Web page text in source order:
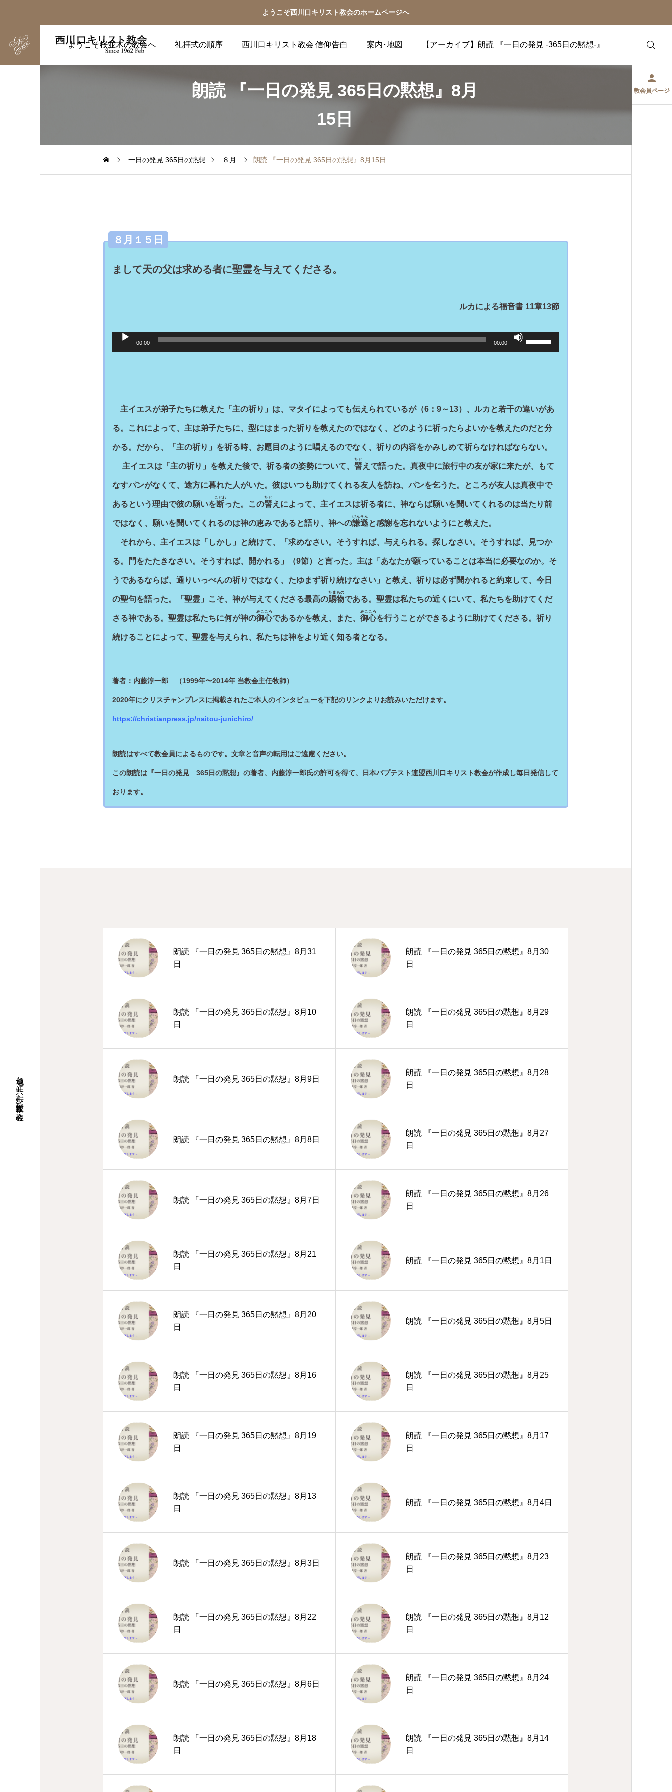
ようこそ西川口キリスト教会のホームページへ
ようこそ桜並木の教会へ 礼拝式の順序 西川口キリスト教会 信仰告白 案内･地図 【アーカイブ】朗読 『一日の発見 -365日の黙想-』
地域と共に歩む桜並木の教会
教会員ページ
朗読 『一日の発見 365日の黙想』8月
15日
一日の発見 365日の黙想 ８月 朗読 『一日の発見 365日の黙想』8月15日
８月１５日
まして天の父は求める者に聖霊を与えてくださる。
ルカによる福音書 11章13節
プ
00:00 00:00
リ
ュ
上
矢
印
ー
使
っ
て
く
さ
主イエスが弟子たちに教えた「主の祈り」は、マタイによっても伝えられているが（6：9～13）、ルカと若干の違いがあ
る。これによって、主は弟子たちに、型にはまった祈りを教えたのではなく、どのように祈ったらよいかを教えたのだと分
かる。だから、「主の祈り」を祈る時、お題目のように唱えるのでなく、祈りの内容をかみしめて祈らなければならない。
主イエスは「主の祈り」を教えた後で、祈る者の姿勢について、 譬
たと
えで語った。真夜中に旅行中の友が家に来たが、もて
なすパンがなくて、途方に暮れた人がいた。彼はいつも助けてくれる友人を訪ね、パンを乞うた。ところが友人は真夜中で
あるという理由で彼の願いを断
ことわ
った。この譬
たと
えによって、主イエスは祈る者に、神ならば願いを聞いてくれるのは当たり前
ではなく、願いを聞いてくれるのは神の恵みであると語り、神への謙遜
けんそん
と感謝を忘れないようにと教えた。
それから、主イエスは「しかし」と続けて、「求めなさい。そうすれば、与えられる。探しなさい。そうすれば、見つか
る。門をたたきなさい。そうすれば、開かれる」（9節）と言った。主は「あなたが願っていることは本当に必要なのか。そ
うであるならば、通りいっぺんの祈りではなく、たゆまず祈り続けなさい」と教え、祈りは必ず聞かれると約束して、今日
の聖句を語った。「聖霊」こそ、神が与えてくださる最高の賜物
たまもの
である。聖霊は私たちの近くにいて、私たちを助けてくだ
さる神である。聖霊は私たちに何が神の御心
みこころ
であるかを教え、また、 御心
みこころ
を行うことができるように助けてくださる。祈り
続けることによって、聖霊を与えられ、私たちは神をより近く知る者となる。
著者：内藤淳一郎 （1999年〜2014年 当教会主任牧師）
2020年にクリスチャンプレスに掲載されたご本人のインタビューを下記のリンクよりお読みいただけます。
https://christianpress.jp/naitou-junichiro/
朗読はすべて教会員によるものです。文章と音声の転用はご遠慮ください。
この朗読は『一日の発見 365日の黙想』の著者、内藤淳一郎氏の許可を得て、日本バプテスト連盟西川口キリスト教会が作成し毎日発信して
おります。
朗読 『一日の発見 365日の黙想』8月31
日
朗読 『一日の発見 365日の黙想』8月30
日
朗読 『一日の発見 365日の黙想』8月10
日
朗読 『一日の発見 365日の黙想』8月29
日
朗読 『一日の発見 365日の黙想』8月9日
朗読 『一日の発見 365日の黙想』8月28
日
朗読 『一日の発見 365日の黙想』8月8日
朗読 『一日の発見 365日の黙想』8月27
日
朗読 『一日の発見 365日の黙想』8月7日
朗読 『一日の発見 365日の黙想』8月26
日
朗読 『一日の発見 365日の黙想』8月21
日
朗読 『一日の発見 365日の黙想』8月1日
朗読 『一日の発見 365日の黙想』8月20
日
朗読 『一日の発見 365日の黙想』8月5日
朗読 『一日の発見 365日の黙想』8月16
日
朗読 『一日の発見 365日の黙想』8月25
日
朗読 『一日の発見 365日の黙想』8月19
日
朗読 『一日の発見 365日の黙想』8月17
日
朗読 『一日の発見 365日の黙想』8月13
日
朗読 『一日の発見 365日の黙想』8月4日
朗読 『一日の発見 365日の黙想』8月3日
朗読 『一日の発見 365日の黙想』8月23
日
朗読 『一日の発見 365日の黙想』8月22
日
朗読 『一日の発見 365日の黙想』8月12
日
朗読 『一日の発見 365日の黙想』8月6日
朗読 『一日の発見 365日の黙想』8月24
日
朗読 『一日の発見 365日の黙想』8月18
日
朗読 『一日の発見 365日の黙想』8月14
日